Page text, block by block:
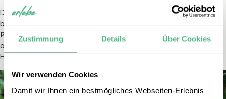
Zustimmung Details Über Cookies
Wir verwenden Cookies
Damit wir Ihnen ein bestmögliches Webseiten-Erlebnis
Der Bundesstaat
kann am besten mit einem Fahrer
bereist werden.
Paläste
wie aus einem Märchen, die
Wüstenstadt Jaisalmer
oder der malerische Pichola-See in Udaipur- hier reiht sich ein
Highlight an das nächste.